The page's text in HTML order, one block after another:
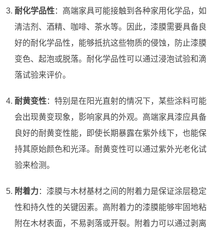
耐化学品性：高端家具可能接触到各种家用化学品，如
清洁剂、酒精、咖啡、茶水等。因此，漆膜需要具备良
好的耐化学品性，能够抵抗这些物质的侵蚀，防止漆膜
变色、起泡或脱落。耐化学品性可以通过浸泡试验和滴
落试验来评价。
耐黄变性：特别是在阳光直射的情况下，某些涂料可能
会出现黄变现象，影响家具的外观。高端家具漆应具备
良好的耐黄变性能，即使长期暴露在紫外线下，也能保
持其原始颜色和光泽。耐黄变性可以通过紫外光老化试
验来检测。
附着力：漆膜与木材基材之间的附着力是保证涂层稳定
性和持久性的关键因素。高附着力的漆膜能够牢固地粘
附在木材表面，不易剥落或开裂。附着力可以通过剥离